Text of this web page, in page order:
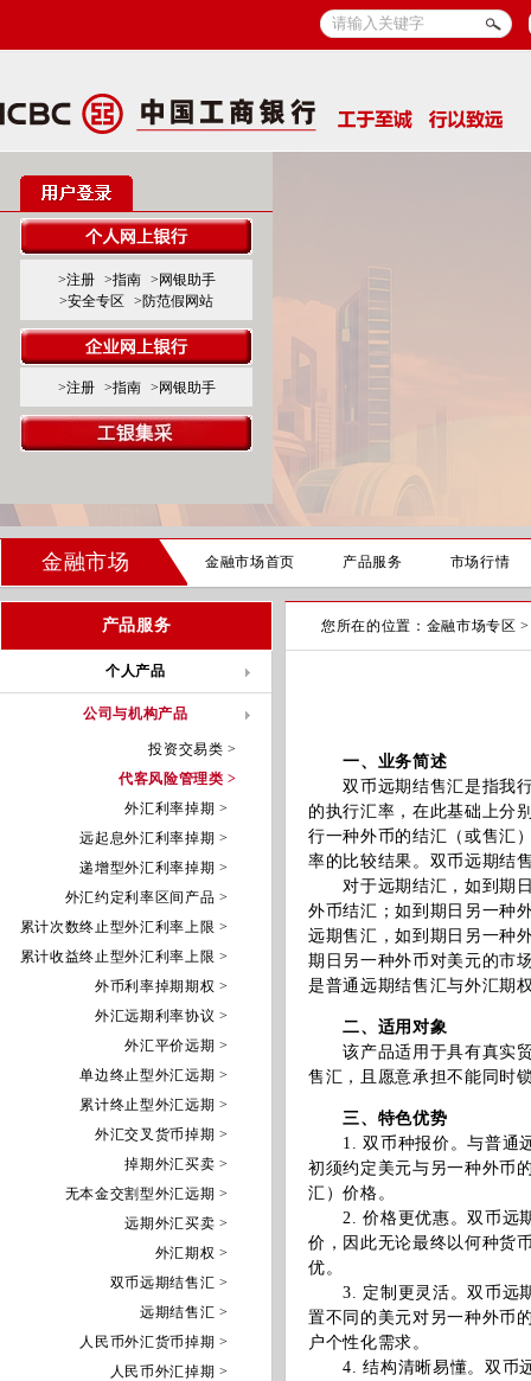
>注册 >指南
>网银助手
>安全专区
>防范假网站
>注册 >指南 >网银助手
金融市场 金融市场首页 产品服务 市场行情
产品服务
个人产品
公司与机构产品
投资交易类 >
代客风险管理类 >
外汇利率掉期 >
远起息外汇利率掉期 >
递增型外汇利率掉期 >
外汇约定利率区间产品 >
累计次数终止型外汇利率上限 >
累计收益终止型外汇利率上限 >
外币利率掉期期权 >
外汇远期利率协议 >
外汇平价远期 >
单边终止型外汇远期 >
累计终止型外汇远期 >
外汇交叉货币掉期 >
掉期外汇买卖 >
无本金交割型外汇远期 >
远期外汇买卖 >
外汇期权 >
双币远期结售汇 >
远期结售汇 >
人民币外汇货币掉期 >
人民币外汇掉期 >
您所在的位置： 金融市场专区
一、业务简述
双币远期结售汇是指我行
的执行汇率，在此基础上分
行一种外币的结汇（或售汇
率的比较结果。双币远期结
对于远期结汇，如到期日
外币结汇；如到期日另一种
远期售汇，如到期日另一种
期日另一种外币对美元的市
是普通远期结售汇与外汇期
二、适用对象
该产品适用于具有真实贸
售汇，且愿意承担不能同时
三、特色优势
1. 双币种报价。与普通远
初须约定美元与另一种外币
汇）价格。
2. 价格更优惠。双币远期
价，因此无论最终以何种货
优。
3. 定制更灵活。双币远期
置不同的美元对另一种外币
户个性化需求。
4. 结构清晰易懂。双币远